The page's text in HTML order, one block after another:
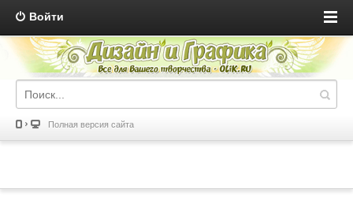
Войти
Полная версия сайта